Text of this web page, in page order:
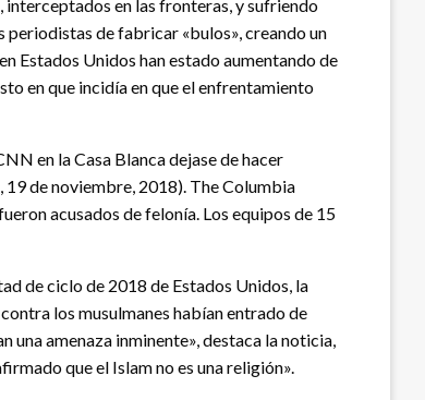
interceptados en las fronteras, y sufriendo
de fabricar «bulos», creando un
Estados Unidos han estado aumentando de
en que incidía en que el enfrentamiento
en la Casa Blanca dejase de hacer
de noviembre, 2018). The Columbia
acusados de felonía. Los equipos de 15
de ciclo de 2018 de Estados Unidos, la
los musulmanes habían entrado de
una amenaza inminente», destaca la noticia,
que el Islam no es una religión».